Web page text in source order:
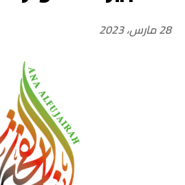
28 مارس، 2023